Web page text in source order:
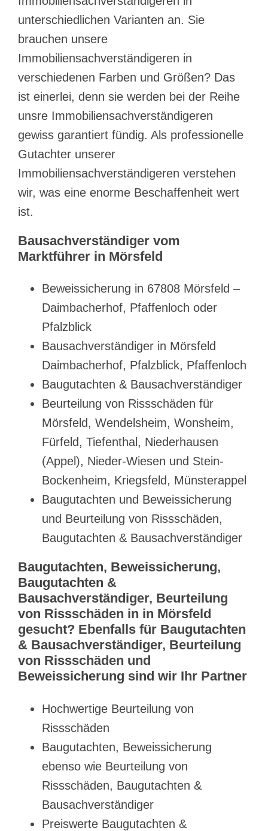
unterschiedlichen Varianten an. Sie
brauchen unsere
Immobiliensachverständigeren in
verschiedenen Farben und Größen? Das
ist einerlei, denn sie werden bei der Reihe
unsre Immobiliensachverständigeren
gewiss garantiert fündig. Als professionelle
Gutachter unserer
Immobiliensachverständigeren verstehen
wir, was eine enorme Beschaffenheit wert
ist.
Bausachverständiger vom
Marktführer in Mörsfeld
Beweissicherung in 67808 Mörsfeld –
Daimbacherhof, Pfaffenloch oder
Pfalzblick
Bausachverständiger in Mörsfeld
Daimbacherhof, Pfalzblick, Pfaffenloch
Baugutachten & Bausachverständiger
Beurteilung von Rissschäden für
Mörsfeld, Wendelsheim, Wonsheim,
Fürfeld, Tiefenthal, Niederhausen
(Appel), Nieder-Wiesen und Stein-
Bockenheim, Kriegsfeld, Münsterappel
Baugutachten und Beweissicherung
und Beurteilung von Rissschäden,
Baugutachten & Bausachverständiger
Baugutachten, Beweissicherung,
Baugutachten &
Bausachverständiger, Beurteilung
von Rissschäden in in Mörsfeld
gesucht? Ebenfalls für Baugutachten
& Bausachverständiger, Beurteilung
von Rissschäden und
Beweissicherung sind wir Ihr Partner
Hochwertige Beurteilung von
Rissschäden
Baugutachten, Beweissicherung
ebenso wie Beurteilung von
Rissschäden, Baugutachten &
Bausachverständiger
Preiswerte Baugutachten &